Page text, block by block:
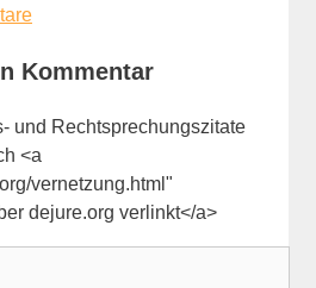
Kommentar
und Rechtsprechungszitate
<a
vernetzung.html"
dejure.org verlinkt</a>